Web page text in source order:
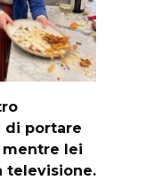
di portare
mentre lei
televisione.